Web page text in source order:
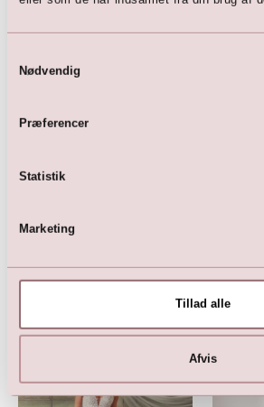
Nødvendig
Præferencer
Statistik
Marketing
Tillad alle
Afvis
Her er